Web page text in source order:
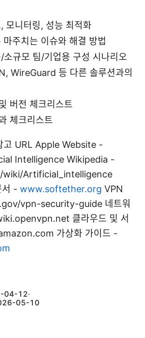
모니터링, 성능 최적화
주치는 이슈와 해결 방법
소규모 팀/기업용 구성 시나리오
WireGuard 등 다른 솔루션과의
버전 체크리스트
체크리스트
고 URL Apple Website -
Intelligence Wikipedia -
wiki/Artificial_intelligence
- www.softether.org VPN
vpn-security-guide 네트워
클라우드 및 서
가상화 가이드 -
04-12·
05-10